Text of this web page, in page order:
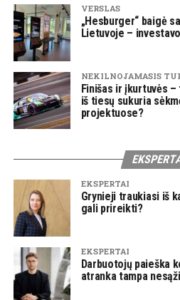
VERSLAS
„Hesburger“ baigė
Lietuvoje –
NEKILNOJAMASIS
Finišas ir įkurtuvės
iš tiesų sukuria
projektuose?
EKSPERTAI
Grynieji traukiasi iš
gali prireikti?
EKSPERTAI
Darbuotojų paieška
atranka tampa